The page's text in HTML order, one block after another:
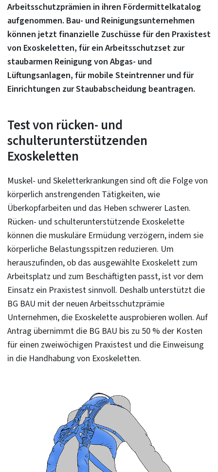
Arbeitsschutzprämien in ihren Fördermittelkatalog
aufgenommen. Bau- und Reinigungsunternehmen
können jetzt finanzielle Zuschüsse für den Praxistest
von Exoskeletten, für ein Arbeitsschutzset zur
staubarmen Reinigung von Abgas- und
Lüftungsanlagen, für mobile Steintrenner und für
Einrichtungen zur Staubabscheidung beantragen.
Test von rücken- und
schulterunterstützenden
Exoskeletten
Muskel- und Skeletterkrankungen sind oft die Folge von
körperlich anstrengenden Tätigkeiten, wie
Überkopfarbeiten und das Heben schwerer Lasten.
Rücken- und schulterunterstützende Exoskelette
können die muskuläre Ermüdung verzögern, indem sie
körperliche Belastungsspitzen reduzieren. Um
herauszufinden, ob das ausgewählte Exoskelett zum
Arbeitsplatz und zum Beschäftigten passt, ist vor dem
Einsatz ein Praxistest sinnvoll. Deshalb unterstützt die
BG BAU mit der neuen Arbeitsschutzprämie
Unternehmen, die Exoskelette ausprobieren wollen. Auf
Antrag übernimmt die BG BAU bis zu 50 % der Kosten
für einen zweiwöchigen Praxistest und die Einweisung
in die Handhabung von Exoskeletten.